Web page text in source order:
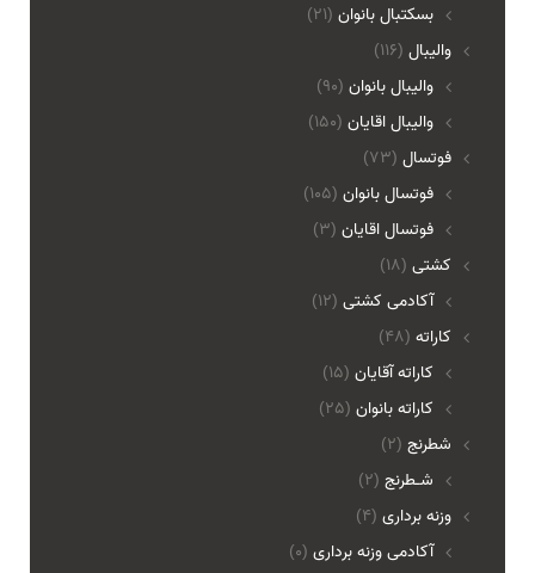
بسکتبال بانوان (21)
(116) والیبال
واليبال بانوان (90)
واليبال اقايان (150)
(73) فوتسال
فوتسال بانوان (105)
فوتسال اقايان (3)
(18) کشتی
آکادمی کشتی (12)
(48) کاراته
کاراته آقایان (15)
کاراته بانوان (25)
(2) شطرنج
شـطرنج (2)
(4) وزنه برداری
آکادمی وزنه برداری (0)